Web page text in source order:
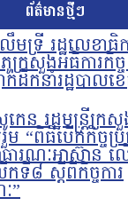
ព័ត៌មានថ្មីៗ
ទ្រី រដ្ឋលេខាធិ
រសួងអធិការកិច្ច
ក់ដឹកនាំរដ្ឋបាលខ
ន រដ្ឋមន្រ្តីក្រសួ
“ពិធីបើកកិច្ចប្រ
ារណៈអាស៊ាន
ទី៨ ស្តីពីកិច្ចការ
”